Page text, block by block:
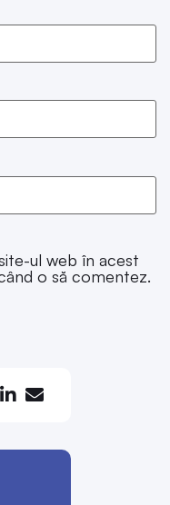
ul web în acest
o să comentez.